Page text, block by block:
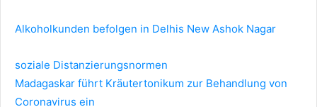
Alkoholkunden befolgen in Delhis New Ashok Nagar
soziale Distanzierungsnormen
Madagaskar führt Kräutertonikum zur Behandlung von
Coronavirus ein